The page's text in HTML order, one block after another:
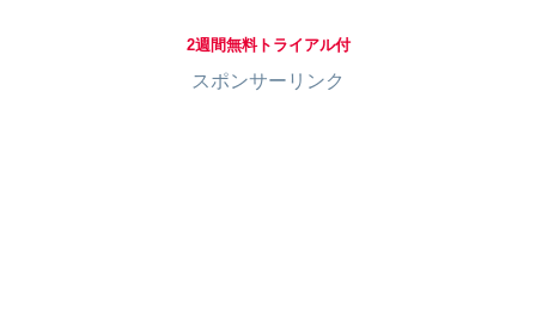
2週間無料トライアル付
スポンサーリンク